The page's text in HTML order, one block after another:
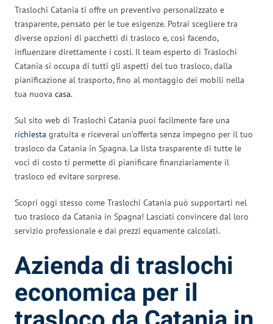
Traslochi Catania ti offre un preventivo personalizzato e
trasparente, pensato per le tue esigenze. Potrai scegliere tra
diverse opzioni di pacchetti di trasloco e, così facendo,
influenzare direttamente i costi. Il team esperto di Traslochi
Catania si occupa di tutti gli aspetti del tuo trasloco, dalla
pianificazione al trasporto, fino al montaggio dei mobili nella
tua nuova casa.
Sul sito web di Traslochi Catania puoi facilmente fare una
richiesta gratuita e riceverai un’offerta senza impegno per il tuo
trasloco da Catania in Spagna. La lista trasparente di tutte le
voci di costo ti permette di pianificare finanziariamente il
trasloco ed evitare sorprese.
Scopri oggi stesso come Traslochi Catania può supportarti nel
tuo trasloco da Catania in Spagna! Lasciati convincere dal loro
servizio professionale e dai prezzi equamente calcolati.
Azienda di traslochi
economica per il